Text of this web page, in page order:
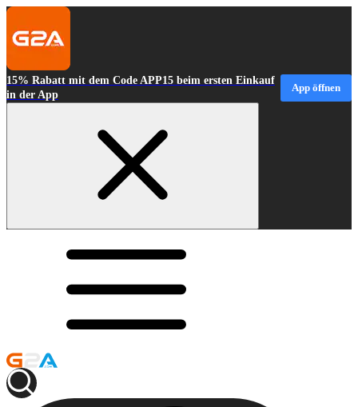
15% Rabatt mit dem Code APP15 beim ersten Einkauf
in der App
App öffnen